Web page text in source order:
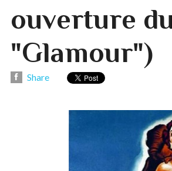
ouverture
"Glamour")
Share